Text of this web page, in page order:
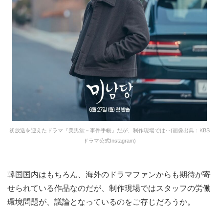
初放送を迎えたドラマ『美男堂－事件手帳』だが、制作現場では‥(画像出典：KBS
ドラマ公式Instagram)
韓国国内はもちろん、海外のドラマファンからも期待が寄
せられている作品なのだが、制作現場ではスタッフの労働
環境問題が、議論となっているのをご存じだろうか。